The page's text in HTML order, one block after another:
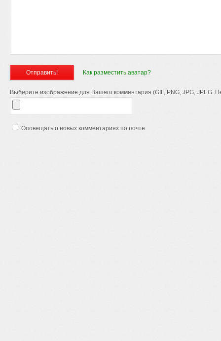
Как разместить аватар?
Выберите изображение для Вашего комментария (GIF, PNG, JPG, JPEG.
Оповещать о новых комментариях по почте